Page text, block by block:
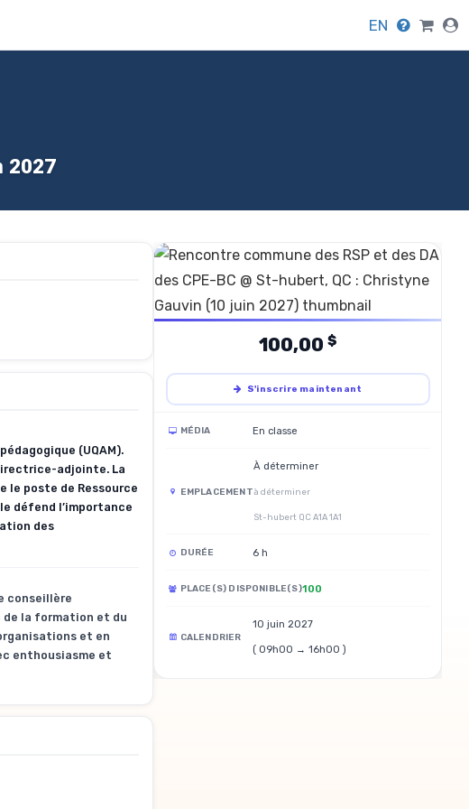
EN
2027
(UQAM).
adjointe. La
le poste de Ressource
défend l’importance
des
conseillère
de la formation et du
et en
enthousiasme et
100,00 $
S'inscrire maintenant
MÉDIA En classe
EMPLACEMENT
À déterminer
à déterminer
St-hubert QC A1A 1A1
DURÉE 6 h
PLACE(S) DISPONIBLE(S)100
CALENDRIER
10 juin 2027
( 09h00 → 16h00 )